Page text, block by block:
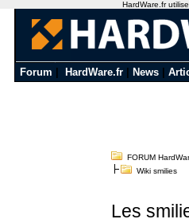
Forum HardWare.fr News
FORUM
Wiki smilies
Les
HardWare.fr